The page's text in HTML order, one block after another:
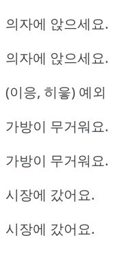
의자에 앉으세요.
의자에 앉으세요.
(이응, 히읗) 예외
가방이 무거워요.
가방이 무거워요.
시장에 갔어요.
시장에 갔어요.